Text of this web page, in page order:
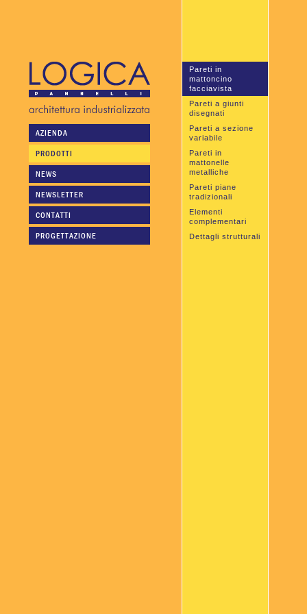
AZIENDA
PRODOTTI
NEWS
NEWSLETTER
CONTATTI
PROGETTAZIONE
Pareti in
mattoncino
facciavista
Pareti a giunti
disegnati
Pareti a sezione
variabile
Pareti in
mattonelle
metalliche
Pareti piane
tradizionali
Elementi
complementari
Dettagli strutturali